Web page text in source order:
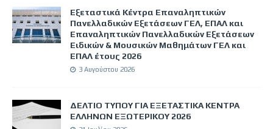
Εξεταστικά Κέντρα Επαναληπτικών
Πανελλαδικών Εξετάσεων ΓΕΛ, ΕΠΑΛ και
Επαναληπτικών Πανελλαδικών Εξετάσεων
Ειδικών & Μουσικών Μαθημάτων ΓΕΛ και
ΕΠΑΛ έτους 2026
3 Αυγούστου 2026
ΔΕΛΤΙΟ ΤΥΠΟΥ ΓΙΑ ΕΞΕΤΑΣΤΙΚΑ ΚΕΝΤΡΑ
ΕΛΛΗΝΩΝ ΕΞΩΤΕΡΙΚΟΥ 2026